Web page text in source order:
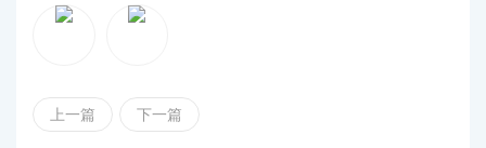
上一篇 下一篇